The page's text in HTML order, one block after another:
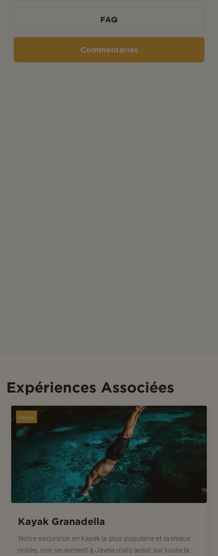
FAQ
Commentaries
Expériences Associées
Kayak
Kayak Granadella
Notre excursion en kayak la plus populaire et la mieux
notée, non seulement à Javea mais aussi sur toute la